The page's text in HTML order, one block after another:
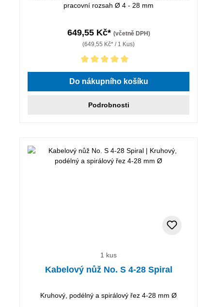
pracovní rozsah Ø 4 - 28 mm
649,55 Kč* (včetně DPH)
(649,55 Kč* / 1 Kus)
Průměrné hodnocení 5 z 5 hvězd
Do nákupního košíku
Podrobnosti
1 kus
Kabelový nůž No. S 4-28 Spiral
Kruhový, podélný a spirálový řez 4-28 mm Ø